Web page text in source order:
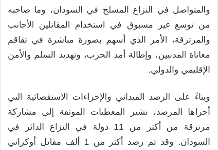
والمتواصل في النزاع المسلح في السودان، وما صاحبه
من توسع غير مسبوق في استخدام المقاتلين الأجانب
والمرتزقة، الأمر الذي أسهم بصورة مباشرة في تفاقم
معاناة المدنيين، وإطالة أمد الحرب، وتهديد السلم والأمن
الإقليمي والدولي.
وبناءً على الرصد الميداني والإجراءات الاستقصائية التي
أجراها المرصد، تشير المعطيات الموثقة إلى مشاركة
مرتزقة من أكثر من 11 دولة في النزاع الدائر في
السودان. وقد تم رصد أكثر من 1 ألف مقاتل أوكراني